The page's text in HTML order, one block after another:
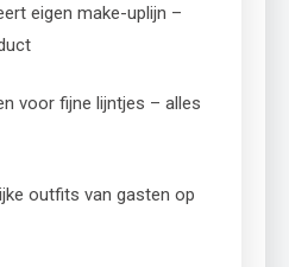
eigen make-uplijn –
voor fijne lijntjes – alles
outfits van gasten op